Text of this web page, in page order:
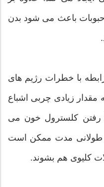
باعث می شود بدن
با خطرات رژیم های
مقدار زیادی چربی اشباع
رفتن کلسترول خون می
طولانی مدت ممکن است
کلیوی هم بشوند.